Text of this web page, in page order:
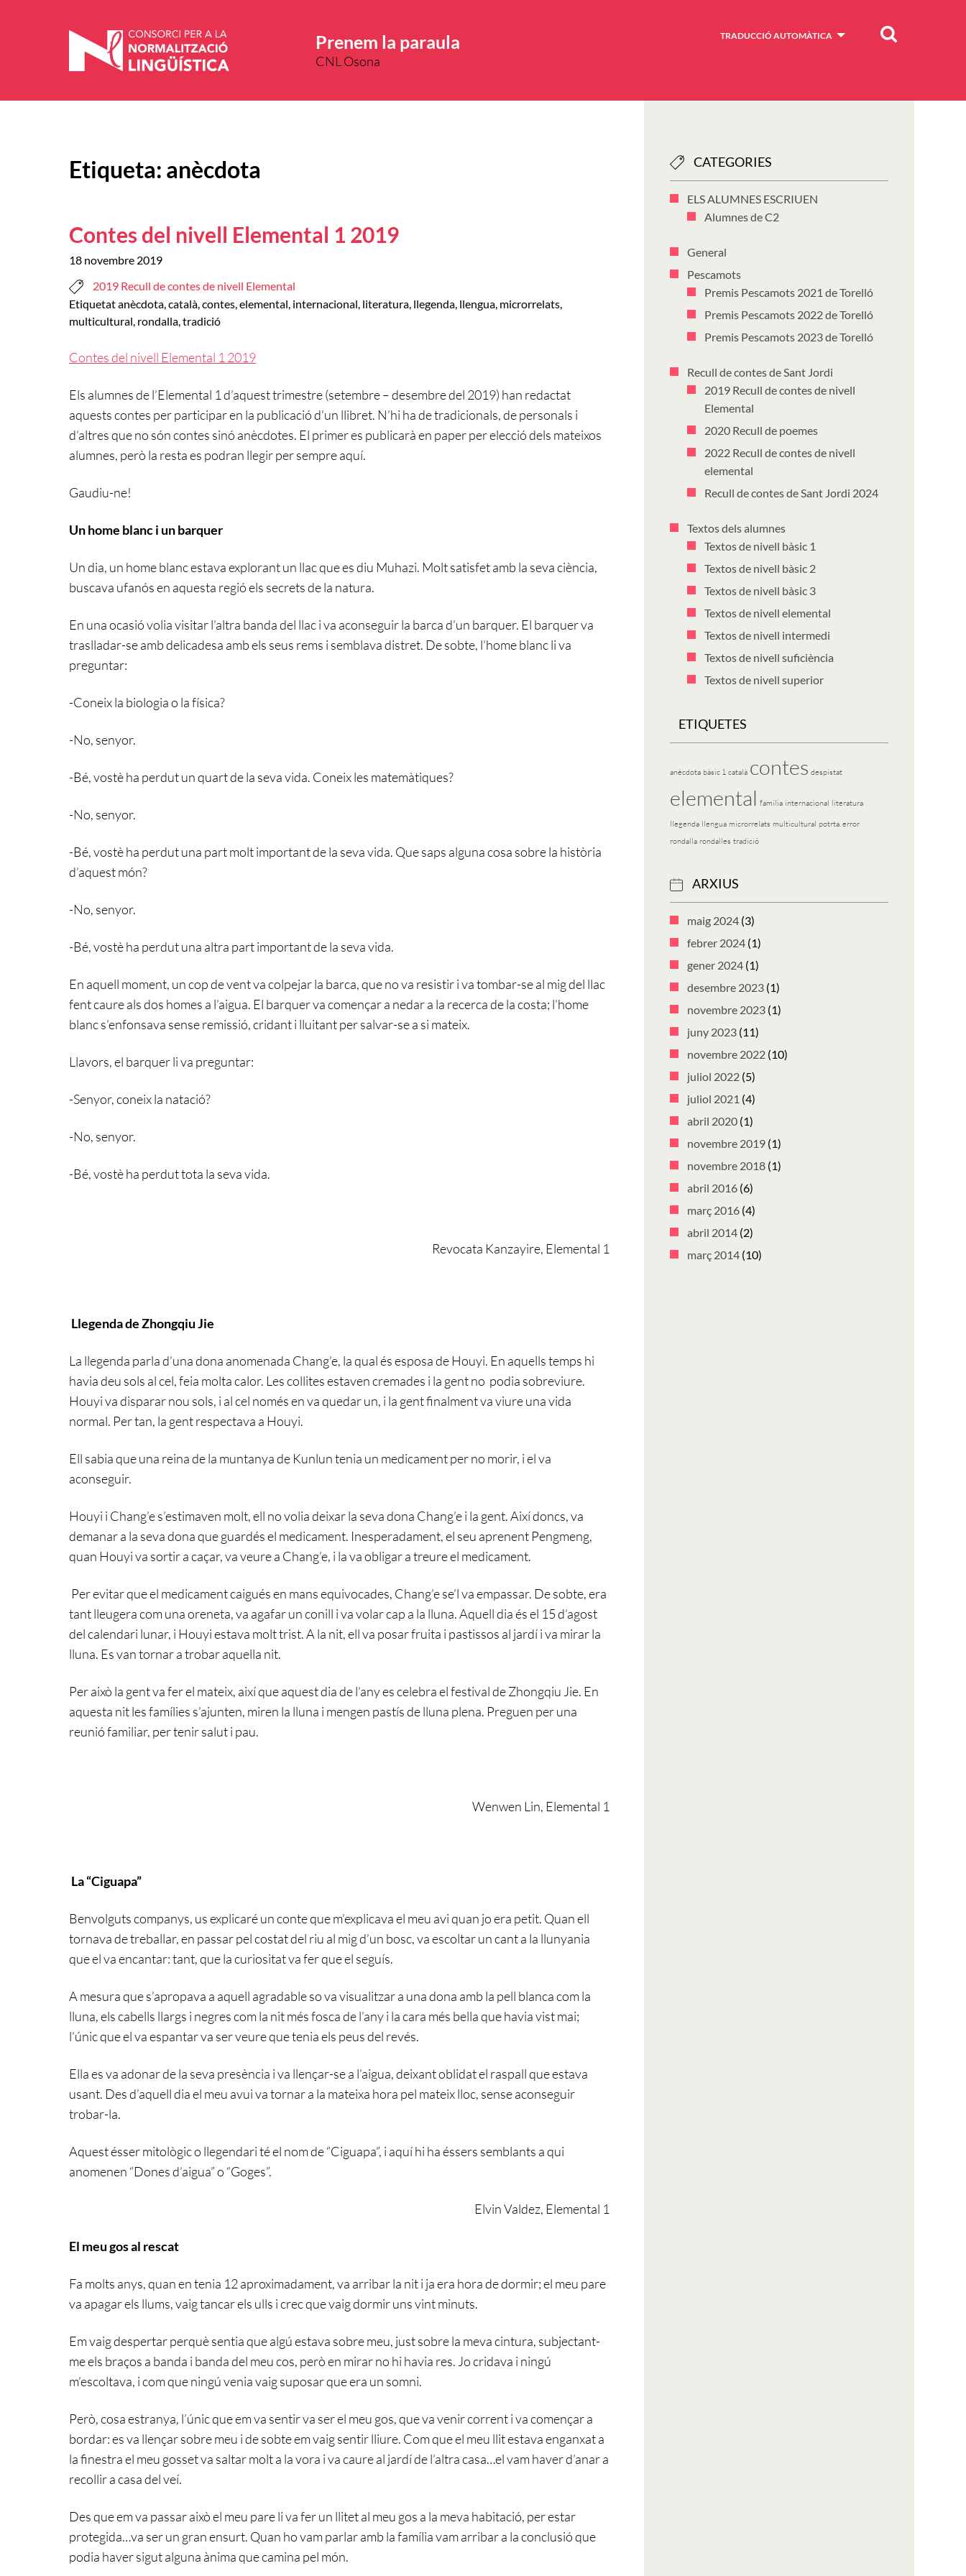
Prenem la paraula
CNL Osona
TRADUCCIÓ AUTOMÀTICA Cercar
Etiqueta: anècdota
Contes del nivell Elemental 1 2019
18 novembre 2019
2019 Recull de contes de nivell Elemental
Etiquetatanècdota,català,contes,elemental, internacional, literatura, llegenda, llengua, microrrelats,
multicultural, rondalla,tradició
Contes del nivell Elemental 1 2019
Els alumnes de l’Elemental 1 d’aquest trimestre (setembre – desembre del 2019) han redactat
aquests contes per participar en la publicació d’un llibret. N’hi ha de tradicionals, de personals i
d’altres que no són contes sinó anècdotes. El primer es publicarà en paper per elecció dels mateixos
alumnes, però la resta es podran llegir per sempre aquí.
Gaudiu-ne!
Un home blanc i un barquer
Un dia, un home blanc estava explorant un llac que es diu Muhazi. Molt satisfet amb la seva ciència,
buscava ufanós en aquesta regió els secrets de la natura.
En una ocasió volia visitar l’altra banda del llac i va aconseguir la barca d’un barquer. El barquer va
traslladar-se amb delicadesa amb els seus rems i semblava distret. De sobte, l’home blanc li va
preguntar:
-Coneix la biologia o la física?
-No, senyor.
-Bé, vostè ha perdut un quart de la seva vida. Coneix les matemàtiques?
-No, senyor.
-Bé, vostè ha perdut una part molt important de la seva vida. Que saps alguna cosa sobre la història
d’aquest món?
-No, senyor.
-Bé, vostè ha perdut una altra part important de la seva vida.
En aquell moment, un cop de vent va colpejar la barca, que no va resistir i va tombar-se al mig del llac
fent caure als dos homes a l’aigua. El barquer va començar a nedar a la recerca de la costa; l’home
blanc s’enfonsava sense remissió, cridant i lluitant per salvar-se a si mateix.
Llavors, el barquer li va preguntar:
-Senyor, coneix la natació?
-No, senyor.
-Bé, vostè ha perdut tota la seva vida.
Revocata Kanzayire, Elemental 1
Llegenda de Zhongqiu Jie
La llegenda parla d’una dona anomenada Chang’e, la qual és esposa de Houyi. En aquells temps hi
havia deu sols al cel, feia molta calor. Les collites estaven cremades i la gent no podia sobreviure.
Houyi va disparar nou sols, i al cel només en va quedar un, i la gent finalment va viure una vida
normal. Per tan, la gent respectava a Houyi.
Ell sabia que una reina de la muntanya de Kunlun tenia un medicament per no morir, i el va
aconseguir.
Houyi i Chang’e s’estimaven molt, ell no volia deixar la seva dona Chang’e i la gent. Així doncs, va
demanar a la seva dona que guardés el medicament. Inesperadament, el seu aprenent Pengmeng,
quan Houyi va sortir a caçar, va veure a Chang’e, i la va obligar a treure el medicament.
Per evitar que el medicament caigués en mans equivocades, Chang’e se’l va empassar. De sobte, era
tant lleugera com una oreneta, va agafar un conill i va volar cap a la lluna. Aquell dia és el 15 d’agost
del calendari lunar, i Houyi estava molt trist. A la nit, ell va posar fruita i pastissos al jardí i va mirar la
lluna. Es van tornar a trobar aquella nit.
Per això la gent va fer el mateix, així que aquest dia de l’any es celebra el festival de Zhongqiu Jie. En
aquesta nit les famílies s’ajunten, miren la lluna i mengen pastís de lluna plena. Preguen per una
reunió familiar, per tenir salut i pau.
Wenwen Lin, Elemental 1
La “Ciguapa”
Benvolguts companys, us explicaré un conte que m’explicava el meu avi quan jo era petit. Quan ell
tornava de treballar, en passar pel costat del riu al mig d’un bosc, va escoltar un cant a la llunyania
que el va encantar: tant, que la curiositat va fer que el seguís.
A mesura que s’apropava a aquell agradable so va visualitzar a una dona amb la pell blanca com la
lluna, els cabells llargs i negres com la nit més fosca de l’any i la cara més bella que havia vist mai;
l’únic que el va espantar va ser veure que tenia els peus del revés.
Ella es va adonar de la seva presència i va llençar-se a l’aigua, deixant oblidat el raspall que estava
usant. Des d’aquell dia el meu avui va tornar a la mateixa hora pel mateix lloc, sense aconseguir
trobar-la.
Aquest ésser mitològic o llegendari té el nom de “Ciguapa”, i aquí hi ha éssers semblants a qui
anomenen “Dones d’aigua” o “Goges”.
Elvin Valdez, Elemental 1
El meu gos al rescat
Fa molts anys, quan en tenia 12 aproximadament, va arribar la nit i ja era hora de dormir; el meu pare
va apagar els llums, vaig tancar els ulls i crec que vaig dormir uns vint minuts.
Em vaig despertar perquè sentia que algú estava sobre meu, just sobre la meva cintura, subjectant-
me els braços a banda i banda del meu cos, però en mirar no hi havia res. Jo cridava i ningú
m’escoltava, i com que ningú venia vaig suposar que era un somni.
Però, cosa estranya, l’únic que em va sentir va ser el meu gos, que va venir corrent i va començar a
bordar: es va llençar sobre meu i de sobte em vaig sentir lliure. Com que el meu llit estava enganxat a
la finestra el meu gosset va saltar molt a la vora i va caure al jardí de l’altra casa…el vam haver d’anar a
recollir a casa del veí.
Des que em va passar això el meu pare li va fer un llitet al meu gos a la meva habitació, per estar
protegida…va ser un gran ensurt. Quan ho vam parlar amb la família vam arribar a la conclusió que
podia haver sigut alguna ànima que camina pel món.
CATEGORIES
ELS ALUMNES ESCRIUEN
Alumnes de C2
General
Pescamots
Premis Pescamots 2021 de Torelló
Premis Pescamots 2022 de Torelló
Premis Pescamots 2023 de Torelló
Recull de contes de Sant Jordi
2019 Recull de contes de nivell
Elemental
2020 Recull de poemes
2022 Recull de contes de nivell
elemental
Recull de contes de Sant Jordi 2024
Textos dels alumnes
Textos de nivell bàsic 1
Textos de nivell bàsic 2
Textos de nivell bàsic 3
Textos de nivell elemental
Textos de nivell intermedi
Textos de nivell suficiència
Textos de nivell superior
ETIQUETES
anècdota bàsic 1 català contes despistat
elemental família internacional literatura
llegenda llengua microrrelats multicultural potrta. error
rondalla rondalles tradició
ARXIUS
maig 2024 (3)
febrer 2024 (1)
gener 2024 (1)
desembre 2023 (1)
novembre 2023 (1)
juny 2023 (11)
novembre 2022 (10)
juliol 2022 (5)
juliol 2021 (4)
abril 2020 (1)
novembre 2019 (1)
novembre 2018 (1)
abril 2016 (6)
març 2016 (4)
abril 2014 (2)
març 2014 (10)